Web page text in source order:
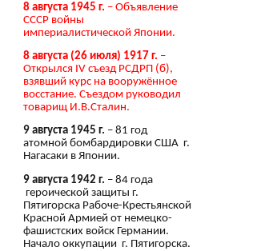
8 августа 1945 г. – Объявление
СССР войны
империалистической Японии.
8 августа (26 июля) 1917 г. –
Открылся IV съезд РСДРП (б),
взявший курс на вооружённое
восстание. Съездом руководил
товарищ И.В.Сталин.
9 августа 1945 г. – 81 год
атомной бомбардировки США г.
Нагасаки в Японии.
9 августа 1942 г. – 84 года
героической защиты г.
Пятигорска Рабоче-Крестьянской
Красной Армией от немецко-
фашистских войск Германии.
Начало оккупации г. Пятигорска.